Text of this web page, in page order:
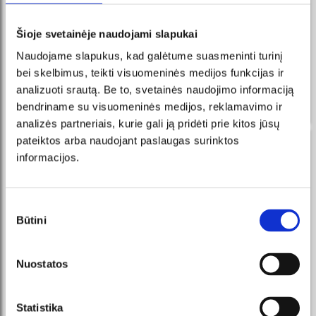
Šioje svetainėje naudojami slapukai
Naudojame slapukus, kad galėtume suasmeninti turinį
bei skelbimus, teikti visuomeninės medijos funkcijas ir
analizuoti srautą. Be to, svetainės naudojimo informaciją
bendriname su visuomeninės medijos, reklamavimo ir
analizės partneriais, kurie gali ją pridėti prie kitos jūsų
pateiktos arba naudojant paslaugas surinktos
informacijos.
pasirinkimas
Būtini
Nuostatos
Statistika
Aušros tak. 10-3 Kaunas
info@medusaconcert.lt
Įmonės kodas: 135812959
PVM kodas LT358129515